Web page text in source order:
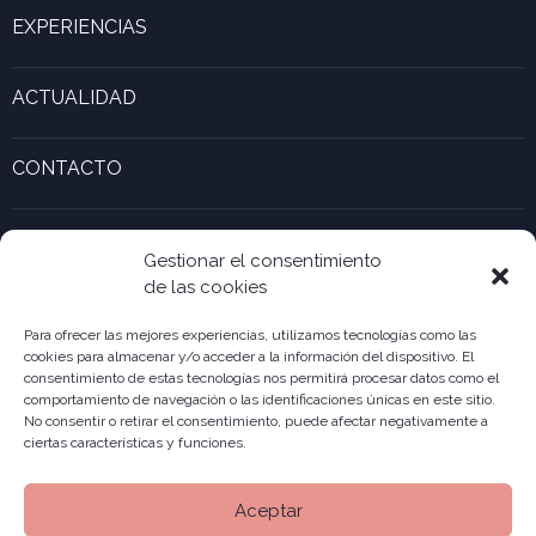
Gestionar el consentimiento
de las cookies
Para ofrecer las mejores experiencias, utilizamos tecnologías como las
cookies para almacenar y/o acceder a la información del dispositivo. El
consentimiento de estas tecnologías nos permitirá procesar datos como el
comportamiento de navegación o las identificaciones únicas en este sitio.
No consentir o retirar el consentimiento, puede afectar negativamente a
ciertas características y funciones.
Aceptar
Calculadora de capitales
Calculadora de UTAs
Programas y planes
EXPERIENCIAS
ACTUALIDAD
CONTACTO